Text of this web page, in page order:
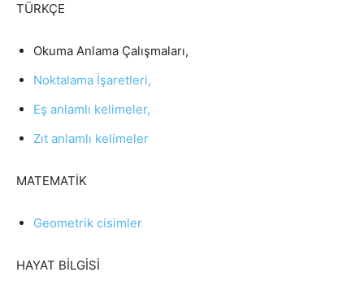
TÜRKÇE
Okuma Anlama Çalışmaları,
Noktalama İşaretleri,
Eş anlamlı kelimeler,
Zıt anlamlı kelimeler
MATEMATİK
Geometrik cisimler
HAYAT BİLGİSİ